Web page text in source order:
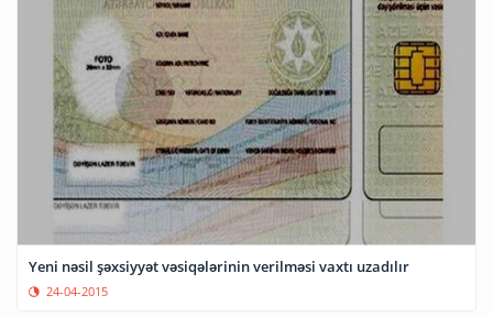
Yeni nəsil şəxsiyyət vəsiqələrinin verilməsi vaxtı uzadılır
24-04-2015